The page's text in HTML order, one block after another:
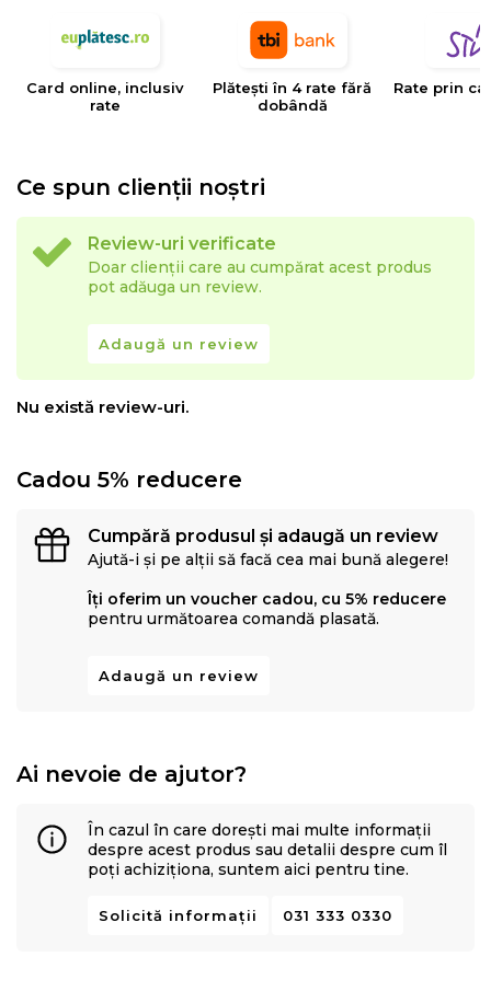
Card online, inclusiv
rate
Plătești în 4 rate fără
dobândă
Rate prin
Ce spun clienții noștri
Review-uri verificate
Doar clienții care au cumpărat acest produs
pot adăuga un review.
Adaugă un review
Nu există review-uri.
Cadou 5% reducere
Cumpără produsul și adaugă un review
Ajută-i și pe alții să facă cea mai bună alegere!
Îți oferim un voucher cadou, cu 5% reducere
pentru următoarea comandă plasată.
Adaugă un review
Ai nevoie de ajutor?
În cazul în care dorești mai multe informații
despre acest produs sau detalii despre cum îl
poți achiziționa, suntem aici pentru tine.
Solicită informații 031 333 0330